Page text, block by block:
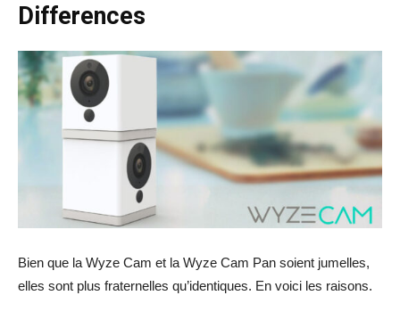
Differences
Bien que la Wyze Cam et la Wyze Cam Pan soient jumelles,
elles sont plus fraternelles qu’identiques. En voici les raisons.